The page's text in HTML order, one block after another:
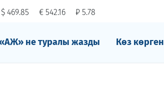
$ 469.85 € 542.16 ₽ 5.78
не туралы жазды Көз көрген